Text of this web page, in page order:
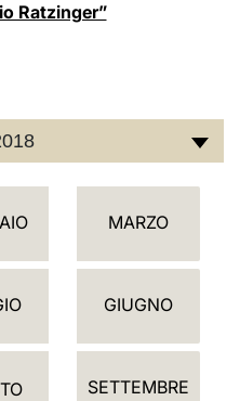
Ratzinger”
MARZO
GIUGNO
SETTEMBRE